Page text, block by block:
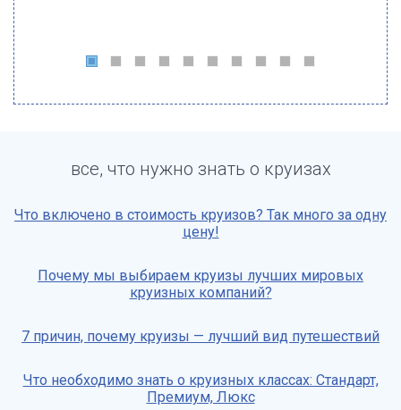
все, что нужно знать о круизах
Что включено в стоимость круизов? Так много за одну
цену!
Почему мы выбираем круизы лучших мировых
круизных компаний?
7 причин, почему круизы — лучший вид путешествий
Что необходимо знать о круизных классах: Стандарт,
Премиум, Люкс